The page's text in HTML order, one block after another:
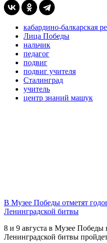
кабардино-балкарская
Лица Победы
нальчик
педагог
подвиг
подвиг учителя
Сталинград
учитель
центр знаний машук
В Музее Победы отметят
Ленинградской битвы
8 и 9 августа в Музее
Ленинградской битвы